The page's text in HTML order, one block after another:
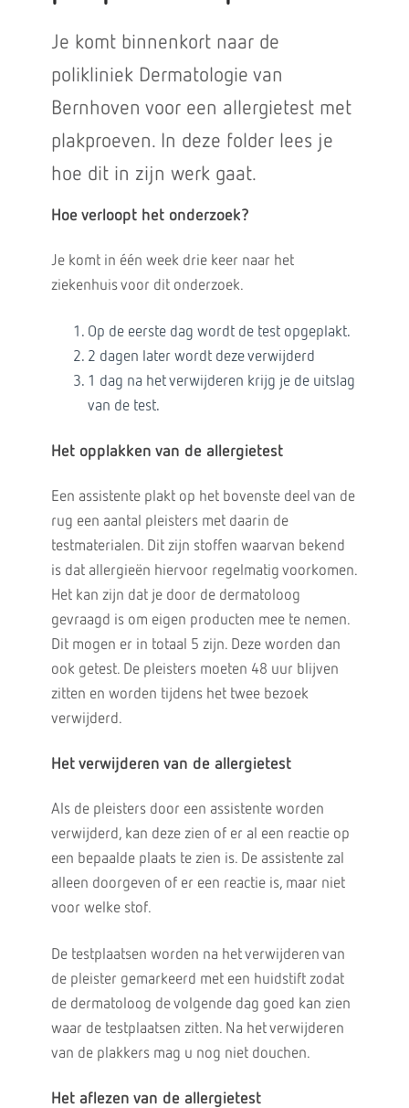
Je komt binnenkort naar de
polikliniek Dermatologie van
Bernhoven voor een allergietest met
plakproeven. In deze folder lees je
hoe dit in zijn werk gaat.
Hoe verloopt het onderzoek?
Je komt in één week drie keer naar het
ziekenhuis voor dit onderzoek.
Op de eerste dag wordt de test opgeplakt.
2 dagen later wordt deze verwijderd
1 dag na het verwijderen krijg je de uitslag
van de test.
Het opplakken van de allergietest
Een assistente plakt op het bovenste deel van de
rug een aantal pleisters met daarin de
testmaterialen. Dit zijn stoffen waarvan bekend
is dat allergieën hiervoor regelmatig voorkomen.
Het kan zijn dat je door de dermatoloog
gevraagd is om eigen producten mee te nemen.
Dit mogen er in totaal 5 zijn. Deze worden dan
ook getest. De pleisters moeten 48 uur blijven
zitten en worden tijdens het twee bezoek
verwijderd.
Het verwijderen van de allergietest
Als de pleisters door een assistente worden
verwijderd, kan deze zien of er al een reactie op
een bepaalde plaats te zien is. De assistente zal
alleen doorgeven of er een reactie is, maar niet
voor welke stof.
De testplaatsen worden na het verwijderen van
de pleister gemarkeerd met een huidstift zodat
de dermatoloog de volgende dag goed kan zien
waar de testplaatsen zitten. Na het verwijderen
van de plakkers mag u nog niet douchen.
Het aflezen van de allergietest